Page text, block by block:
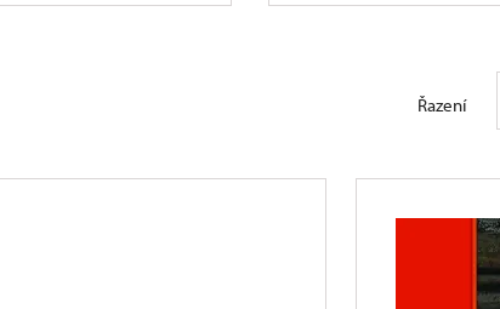
Řazení